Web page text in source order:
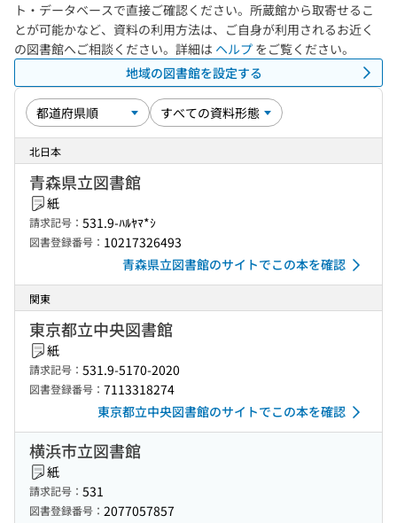
ト・データベースで直接ご確認ください。所蔵館から取寄せるこ
とが可能かなど、資料の利用方法は、ご自身が利用されるお近く
の図書館へご相談ください。詳細は ヘルプ をご覧ください。
地域の図書館を設定する
北日本
青森県立図書館
紙
請求記号： 531.9-ﾊﾙﾔﾏ*ｼ
図書登録番号： 10217326493
青森県立図書館のサイトでこの本を確認
関東
東京都立中央図書館
紙
請求記号： 531.9-5170-2020
図書登録番号： 7113318274
東京都立中央図書館のサイトでこの本を確認
横浜市立図書館
紙
請求記号： 531
図書登録番号： 2077057857